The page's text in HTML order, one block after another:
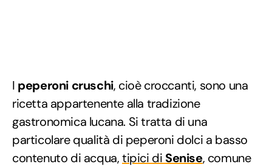
I peperoni cruschi, cioè croccanti, sono una
ricetta appartenente alla tradizione
gastronomica lucana. Si tratta di una
particolare qualità di peperoni dolci a basso
contenuto di acqua,tipici di Senise, comune